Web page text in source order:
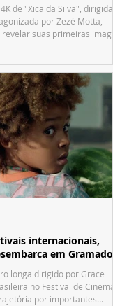
de "Xica da Silva", dirigida
por Zezé Motta,
suas primeiras
internacionais,
em Gramado
longa dirigido por Grace
no Festival de Cinema
por importantes